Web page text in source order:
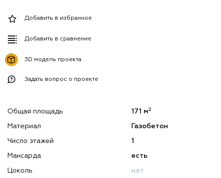
Добавить в избранное
Добавить в сравнение
3D модель проекта
Задать вопрос о проекте
Общая площадь 171 м2
Материал Газобетон
Число этажей 1
Мансарда есть
Цоколь нет